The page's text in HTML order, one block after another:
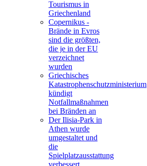
Tourismus in
Griechenland
Copernikus -
Brände in Evros
sind die größten,
die je in der EU
verzeichnet
wurden
Griechisches
Katastrophenschutzministerium
kündigt
Notfallmaßnahmen
bei Bränden an
Der Ilisia-Park in
Athen wurde
umgestaltet und
die
Spielplatzausstattung
verbessert